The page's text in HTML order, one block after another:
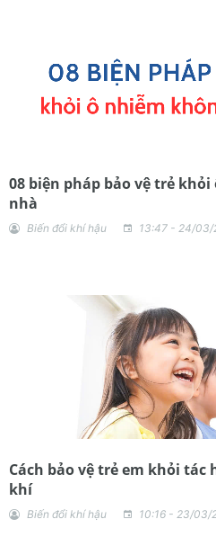
08 biện pháp bảo vệ trẻ
nhà
Biến đổi khí hậu 13:47 - 24/03/
Cách bảo vệ trẻ em khỏi
khí
Biến đổi khí hậu 10:16 - 23/03/